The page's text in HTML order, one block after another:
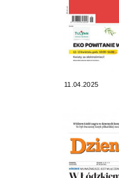
11.04.2025